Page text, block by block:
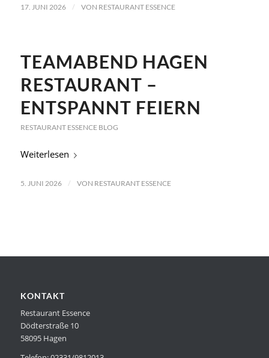
17. JUNI 2026 / VON RESTAURANT ESSENCE
TEAMABEND HAGEN
RESTAURANT –
ENTSPANNT FEIERN
RESTAURANT ESSENCE BLOG
Weiterlesen
5. JUNI 2026 / VON RESTAURANT ESSENCE
KONTAKT
Restaurant Essence
Dödterstraße 10
58095 Hagen